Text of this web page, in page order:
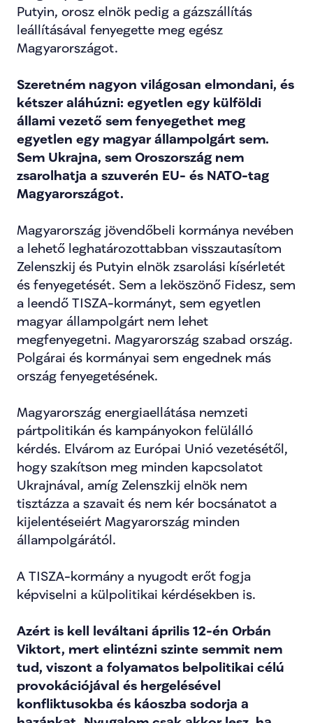
Putyin, orosz elnök pedig a gázszállítás
leállításával fenyegette meg egész
Magyarországot.
Szeretném nagyon világosan elmondani, és
kétszer aláhúzni: egyetlen egy külföldi
állami vezető sem fenyegethet meg
egyetlen egy magyar állampolgárt sem.
Sem Ukrajna, sem Oroszország nem
zsarolhatja a szuverén EU- és NATO-tag
Magyarországot.
Magyarország jövendőbeli kormánya nevében
a lehető leghatározottabban visszautasítom
Zelenszkij és Putyin elnök zsarolási kísérletét
és fenyegetését. Sem a leköszönő Fidesz, sem
a leendő TISZA-kormányt, sem egyetlen
magyar állampolgárt nem lehet
megfenyegetni. Magyarország szabad ország.
Polgárai és kormányai sem engednek más
ország fenyegetésének.
Magyarország energiaellátása nemzeti
pártpolitikán és kampányokon felülálló
kérdés. Elvárom az Európai Unió vezetésétől,
hogy szakítson meg minden kapcsolatot
Ukrajnával, amíg Zelenszkij elnök nem
tisztázza a szavait és nem kér bocsánatot a
kijelentéseiért Magyarország minden
állampolgárától.
A TISZA-kormány a nyugodt erőt fogja
képviselni a külpolitikai kérdésekben is.
Azért is kell leváltani április 12-én Orbán
Viktort, mert elintézni szinte semmit nem
tud, viszont a folyamatos belpolitikai célú
provokációjával és hergelésével
konfliktusokba és káoszba sodorja a